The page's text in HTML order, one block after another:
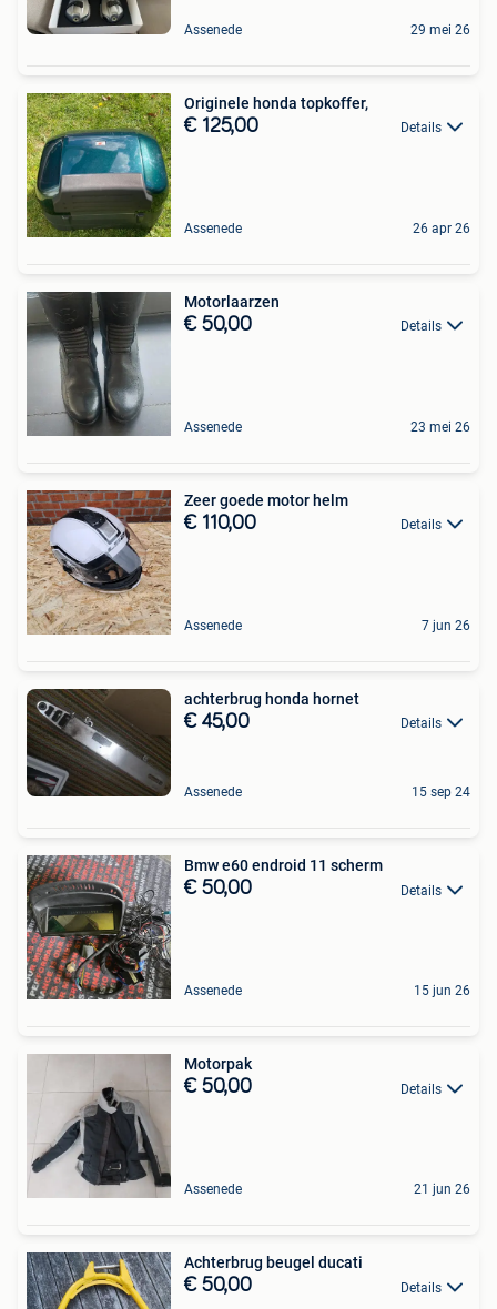
Assenede 29 mei 26
Originele honda topkoffer,
€ 125,00 Details
Assenede 26 apr 26
Motorlaarzen
€ 50,00 Details
Assenede 23 mei 26
Zeer goede motor helm
€ 110,00 Details
Assenede 7 jun 26
achterbrug honda hornet
€ 45,00 Details
Assenede 15 sep 24
Bmw e60 endroid 11 scherm
€ 50,00 Details
Assenede 15 jun 26
Motorpak
€ 50,00 Details
Assenede 21 jun 26
Achterbrug beugel ducati
€ 50,00 Details